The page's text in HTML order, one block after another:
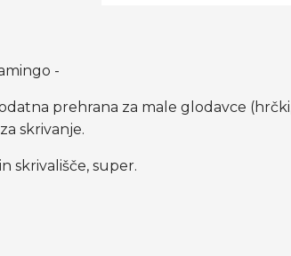
-
prehrana za male glodavce
skrivanje.
skrivališče, super.